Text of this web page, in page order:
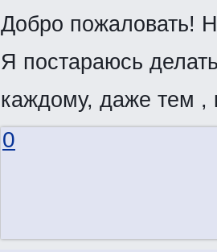
Добро пожаловать!
Я постараюсь
каждому, даже тем ,
0